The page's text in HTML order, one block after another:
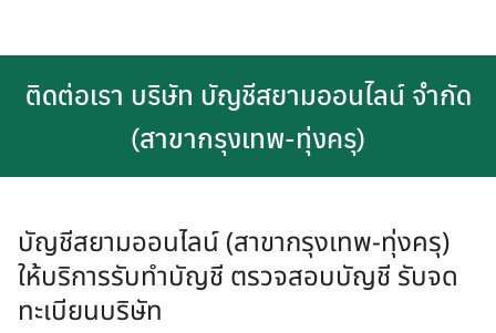
ติดต่อเรา บริษัท บัญชีสยามออนไลน์ จำกัด
(สาขากรุงเทพ-ทุ่งครุ)
บัญชีสยามออนไลน์ (สาขากรุงเทพ-ทุ่งครุ)
ให้บริการรับทำบัญชี ตรวจสอบบัญชี รับจด
ทะเบียนบริษัท